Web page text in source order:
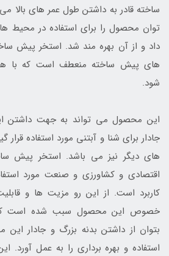
ساخته قادر به داشتن طول عمر های بالا
توان محصول را برای استفاده در محیط
داد و از آن بهره مند شد. استخر پیش
های پیش ساخته منعطف است که با
شود.
این محصول می تواند به جهت داشتن
جادار برای شنا و آبتنی مورد استفاده قرار
های دیگر نیز می باشد. استخر پیش
اقتصادی و کشاورزی و صنعت مورد
کاربرد است. از این رو مزیت ها و
خصوص این محصول سبب شده است که
بتوان از داشتن بدنه بزرگ و جادار
استفاده و بهره برداری را به عمل آورد.